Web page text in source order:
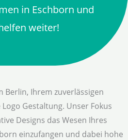
in Eschborn und
weiter!
Berlin, Ihrem zuverlässigen
Gestaltung. Unser Fokus
Designs das Wesen Ihres
einzufangen und dabei hohe